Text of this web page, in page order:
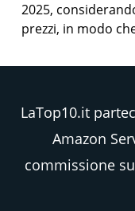
2025,
prezzi, in modo
LaTop10.it
Amazon
commissione